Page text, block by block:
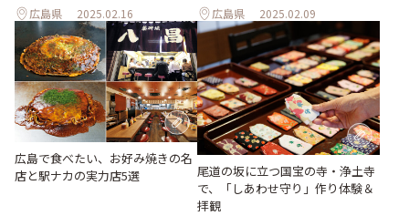
広島県 2025.02.16 広島県 2025.02.09
広島で食べたい、お好み焼きの名
店と駅ナカの実力店5選
尾道の坂に立つ国宝の寺・浄土寺
で、「しあわせ守り」作り体験＆
拝観